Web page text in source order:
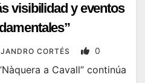
visibilidad y eventos
CORTÉS 0
a Cavall” continúa